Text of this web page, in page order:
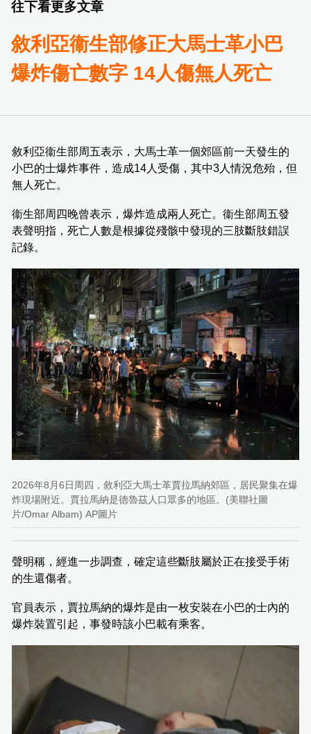
往下看更多文章
敘利亞衞生部修正大馬士革小巴
爆炸傷亡數字 14人傷無人死亡
敘利亞衞生部周五表示，大馬士革一個郊區前一天發生的
小巴的士爆炸事件，造成14人受傷，其中3人情況危殆，但
無人死亡。
衞生部周四晚曾表示，爆炸造成兩人死亡。衞生部周五發
表聲明指，死亡人數是根據從殘骸中發現的三肢斷肢錯誤
記錄。
2026年8月6日周四，敘利亞大馬士革賈拉馬納郊區，居民聚集在爆
炸現場附近。賈拉馬納是德魯茲人口眾多的地區。(美聯社圖
片/Omar Albam) AP圖片
聲明稱，經進一步調查，確定這些斷肢屬於正在接受手術
的生還傷者。
官員表示，賈拉馬納的爆炸是由一枚安裝在小巴的士內的
爆炸裝置引起，事發時該小巴載有乘客。